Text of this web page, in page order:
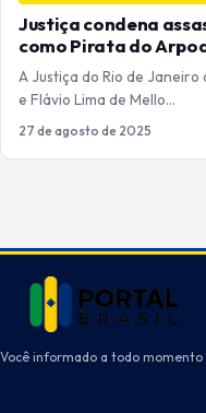
Justiça condena
como Pirata do
A Justiça do Rio de
e Flávio Lima de Mello…
27 de agosto de 2025
Você informado a todo momento